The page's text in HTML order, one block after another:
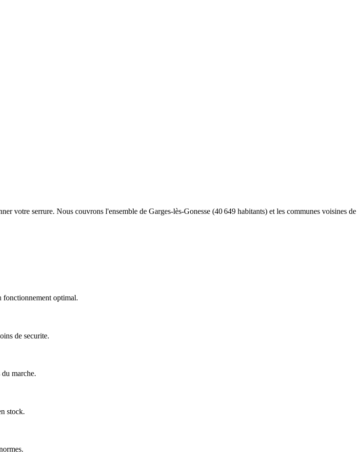
votre serrure. Nous couvrons l'ensemble de Garges-lès-Gonesse (40 649 habitants) et les communes voisines de
fonctionnement optimal.
de securite.
marche.
stock.